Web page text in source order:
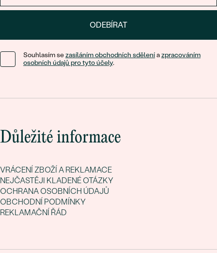
ODEBÍRAT
Souhlasím sezasíláním obchodních sděleníazpracováním
osobních údajů pro tyto účely.
Důležité informace
VRÁCENÍ ZBOŽÍ A REKLAMACE
NEJČASTĚJI KLADENÉ OTÁZKY
OCHRANA OSOBNÍCH ÚDAJŮ
OBCHODNÍ PODMÍNKY
REKLAMAČNÍ ŘÁD